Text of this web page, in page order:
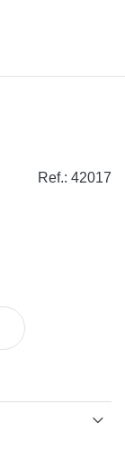
Ref.: 42017